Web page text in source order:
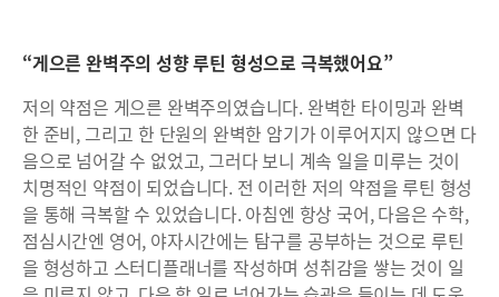
“게으른 완벽주의 성향 루틴 형성으로 극복했어요”
저의 약점은 게으른 완벽주의였습니다. 완벽한 타이밍과 완벽
한 준비, 그리고 한 단원의 완벽한 암기가 이루어지지 않으면 다
음으로 넘어갈 수 없었고, 그러다 보니 계속 일을 미루는 것이
치명적인 약점이 되었습니다. 전 이러한 저의 약점을 루틴 형성
을 통해 극복할 수 있었습니다. 아침엔 항상 국어, 다음은 수학,
점심시간엔 영어, 야자시간에는 탐구를 공부하는 것으로 루틴
을 형성하고 스터디플래너를 작성하며 성취감을 쌓는 것이 일